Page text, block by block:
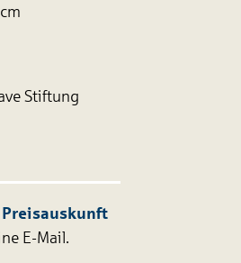
Stiftung
Preisauskunft
E-Mail.